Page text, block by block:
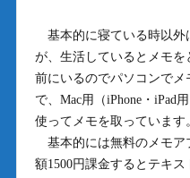
基本的に寝ている時以外
が、生活しているとメモ
前にいるのでパソコンで
で、Mac用（iPhone・iPad
使ってメモを取っています
基本的には無料のメモア
額1500円課金するとテキ